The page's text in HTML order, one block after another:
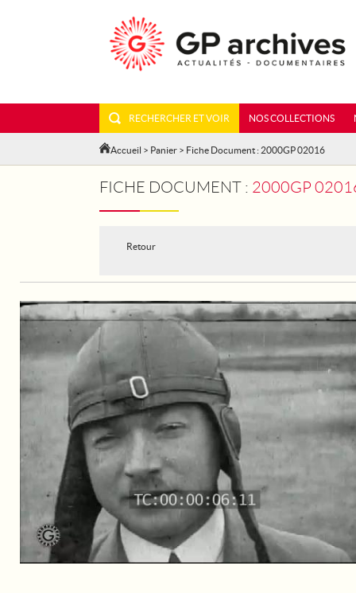
RECHERCHER ET VOIR NOS COLLECTIONS
Accueil > Panier > Fiche Document : 2000GP 02016
FICHE DOCUMENT : 2000GP 02016 -
Retour